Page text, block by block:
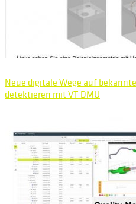
Neue digitale Wege auf
detektieren mit VT-DMU